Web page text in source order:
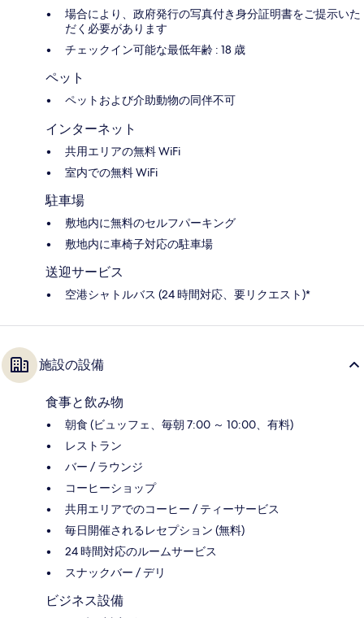
場合により、政府発行の写真付き身分証明書をご提示いた
だく必要があります
チェックイン可能な最低年齢 : 18 歳
ペット
ペットおよび介助動物の同伴不可
インターネット
共用エリアの無料 WiFi
室内での無料 WiFi
駐車場
敷地内に無料のセルフパーキング
敷地内に車椅子対応の駐車場
送迎サービス
空港シャトルバス (24 時間対応、要リクエスト)*
施設の設備
食事と飲み物
朝食 (ビュッフェ、毎朝 7:00 ～ 10:00、有料)
レストラン
バー / ラウンジ
コーヒーショップ
共用エリアでのコーヒー / ティーサービス
毎日開催されるレセプション (無料)
24 時間対応のルームサービス
スナックバー / デリ
ビジネス設備